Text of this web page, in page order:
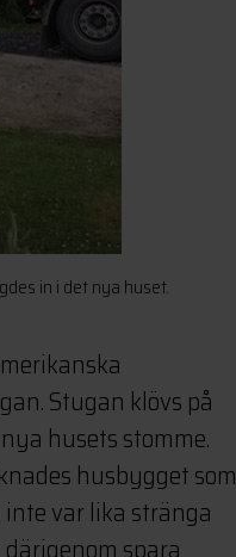
in i det nya huset.
Stugan klövs på
husets stomme.
husbygget som
var lika stränga